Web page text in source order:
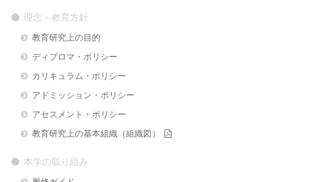
理念・教育方針
教育研究上の目的
ディプロマ・ポリシー
カリキュラム・ポリシー
アドミッション・ポリシー
アセスメント・ポリシー
教育研究上の基本組織（組織図）
本学の取り組み